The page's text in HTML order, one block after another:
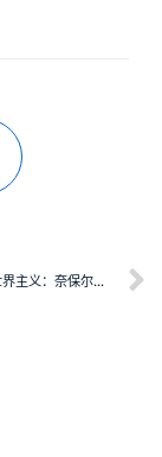
从后殖民主义到世界主义：奈保尔的追寻之旅